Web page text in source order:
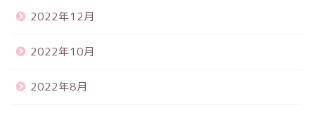
2022年12月
2022年10月
2022年8月